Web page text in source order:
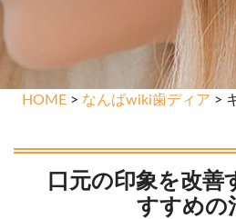
HOME > なんばwiki歯ディア >
口元の印象を改善
すすめの